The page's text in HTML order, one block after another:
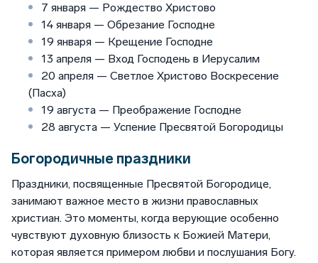
7 января — Рождество Христово
14 января — Обрезание Господне
19 января — Крещение Господне
13 апреля — Вход Господень в Иерусалим
20 апреля — Светлое Христово Воскресение
(Пасха)
19 августа — Преображение Господне
28 августа — Успение Пресвятой Богородицы
Богородичные праздники
Праздники, посвященные Пресвятой Богородице,
занимают важное место в жизни православных
христиан. Это моменты, когда верующие особенно
чувствуют духовную близость к Божией Матери,
которая является примером любви и послушания Богу.